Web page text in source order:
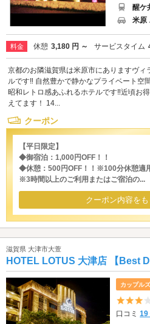
醒ケ
米原
料金 休憩 3,180 円 ～ サービスタイム
京都のお隣滋賀県は米原市にありますヴ
ルです‼ 自然豊かで静かなプライベート空
昭和レトロ感あふれるホテルです‼近頃お
えてます！ 14...
クーポン
【平日限定】
◆御宿泊：1,000円OFF！！
◆休憩：500円OFF！！※100分休憩適
※3時間以上のご利用またはご宿泊の...
クーポン内容を
滋賀県 大津市大萱
HOTEL LOTUS 大津店 【Best
カップル
口コミ19